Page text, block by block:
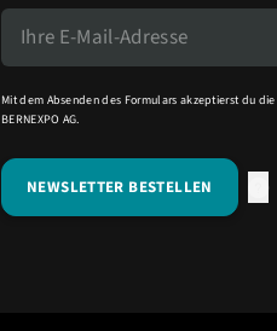
Mit dem Absenden des Formulars akzeptierst du die
BERNEXPO AG.